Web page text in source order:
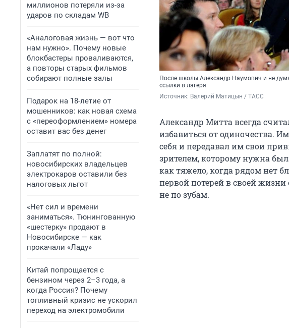
миллионов потеряли из-за
ударов по складам WB
«Аналоговая жизнь — вот что
нам нужно». Почему новые
блокбастеры проваливаются,
а повторы старых фильмов
собирают полные залы
Подарок на 18-летие от
мошенников: как новая схема
с «переоформлением» номера
оставит вас без денег
Заплатят по полной:
новосибирских владельцев
электрокаров оставили без
налоговых льгот
«Нет сил и времени
заниматься». Тюнингованную
«шестерку» продают в
Новосибирске — как
прокачали «Ладу»
Китай попрощается с
бензином через 2–3 года, а
когда Россия? Почему
топливный кризис не ускорил
переход на электромобили
После школы Александр Наумович и не
ссылки в лагеря
Источник: Валерий Матицын / ТАСС
Александр Митта всегда
избавиться от одиночества.
себя и передавал им свои
зрителем, которому нужна
как тяжело, когда рядом нет
первой потерей в своей жизни
не по зубам.